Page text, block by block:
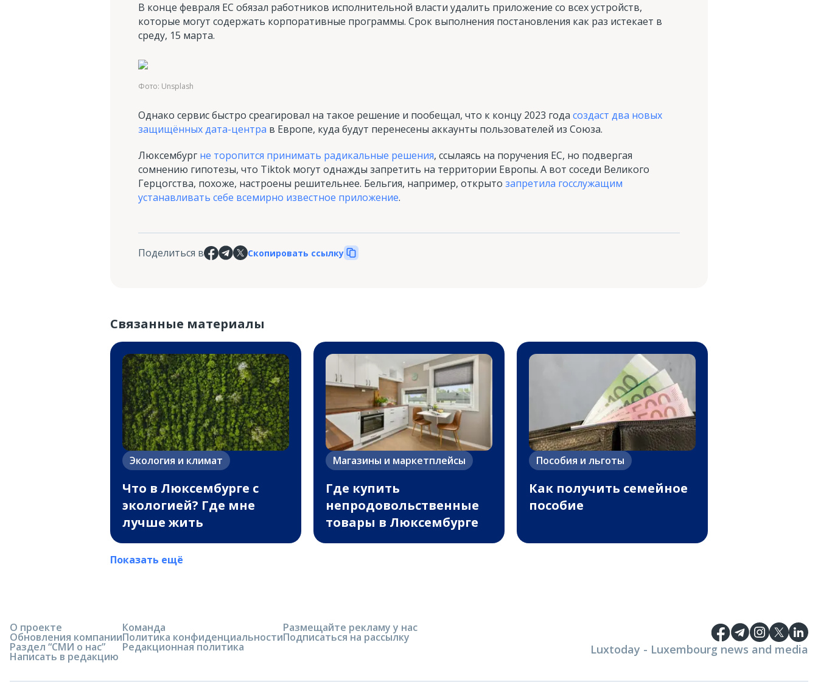
В конце февраля ЕС обязал работников исполнительной власти удалить приложение со всех устройств,
которые могут содержать корпоративные программы. Срок выполнения постановления как раз истекает в
среду, 15 марта.
Фото: Unsplash
Однако сервис быстро среагировал на такое решение и пообещал, что к концу 2023 года создаст два новых
защищённых дата-центра в Европе, куда будут перенесены аккаунты пользователей из Союза.
Люксембург не торопится принимать радикальные решения, ссылаясь на поручения ЕС, но подвергая
сомнению гипотезы, что Tiktok могут однажды запретить на территории Европы. А вот соседи Великого
Герцогства, похоже, настроены решительнее. Бельгия, например, открыто запретила госслужащим
устанавливать себе всемирно известное приложение.
Поделиться в Скопировать ссылку
Связанные материалы
Экология и климат
Что в Люксембурге с
экологией? Где мне
лучше жить
Магазины и маркетплейсы
Где купить
непродовольственные
товары в Люксембурге
Пособия и льготы
Как получить семейное
пособие
Показать ещё
О проекте
Обновления компании
Раздел “СМИ о нас”
Написать в редакцию
Команда
Политика конфиденциальности
Редакционная политика
Размещайте рекламу у нас
Подписаться на рассылку
Luxtoday - Luxembourg news and media